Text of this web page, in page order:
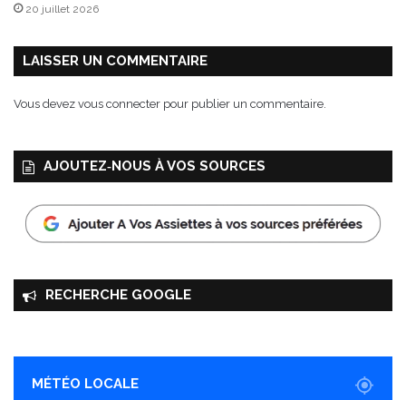
20 juillet 2026
LAISSER UN COMMENTAIRE
Vous devez vous connecter pour publier un commentaire.
AJOUTEZ‑NOUS À VOS SOURCES
RECHERCHE GOOGLE
MÉTÉO LOCALE